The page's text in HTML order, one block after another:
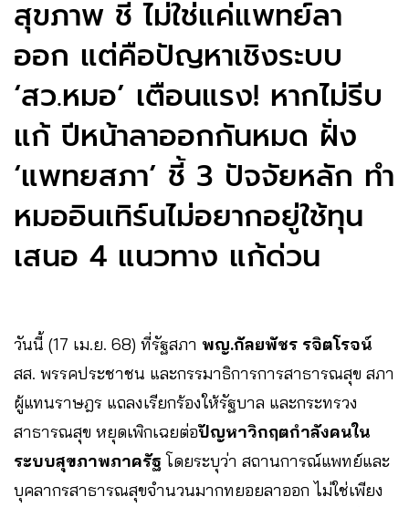
สุขภาพ ชี้ ไม่ใช่แค่แพทย์ลา
ออก แต่คือปัญหาเชิงระบบ
‘สว.หมอ’ เตือนแรง! หากไม่รีบ
แก้ ปีหน้าลาออกกันหมด ฝั่ง
‘แพทยสภา’ ชี้ 3 ปัจจัยหลัก ทำ
หมออินเทิร์นไม่อยากอยู่ใช้ทุน
เสนอ 4 แนวทาง แก้ด่วน
วันนี้ (17 เม.ย. 68) ที่รัฐสภา พญ.กัลยพัชร รจิตโรจน์
สส. พรรคประชาชน และกรรมาธิการการสาธารณสุข สภา
ผู้แทนราษฎร แถลงเรียกร้องให้รัฐบาล และกระทรวง
สาธารณสุข หยุดเพิกเฉยต่อปัญหาวิกฤตกำลังคนใน
ระบบสุขภาพภาครัฐ โดยระบุว่า สถานการณ์แพทย์และ
บุคลากรสาธารณสุขจำนวนมากทยอยลาออก ไม่ใช่เพียง